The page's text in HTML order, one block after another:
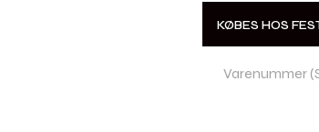
KØBES HOS
Varenummer